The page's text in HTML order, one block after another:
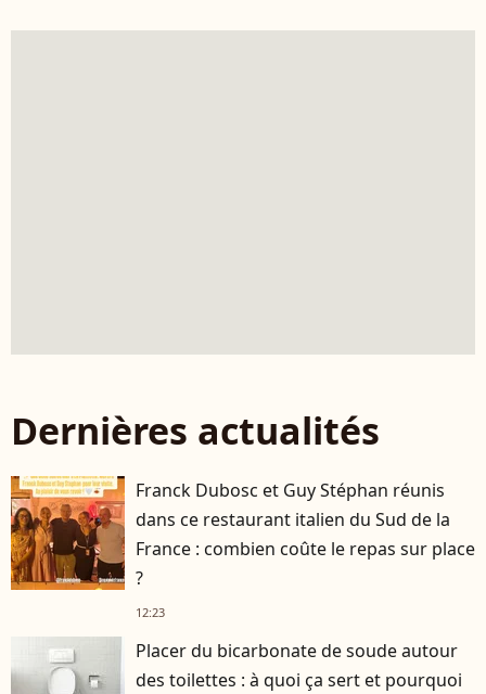
Dernières actualités
Franck Dubosc et Guy Stéphan réunis
dans ce restaurant italien du Sud de la
France : combien coûte le repas sur place
?
12:23
Placer du bicarbonate de soude autour
des toilettes : à quoi ça sert et pourquoi